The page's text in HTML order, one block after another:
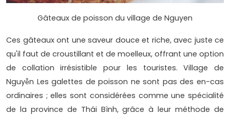
Gâteaux de poisson du village de Nguyen
Ces gâteaux ont une saveur douce et riche, avec juste ce
qu'il faut de croustillant et de moelleux, offrant une option
de collation irrésistible pour les touristes. Village de
Nguyễn Les galettes de poisson ne sont pas des en-cas
ordinaires ; elles sont considérées comme une spécialité
de la province de Thái Bình, grâce à leur méthode de